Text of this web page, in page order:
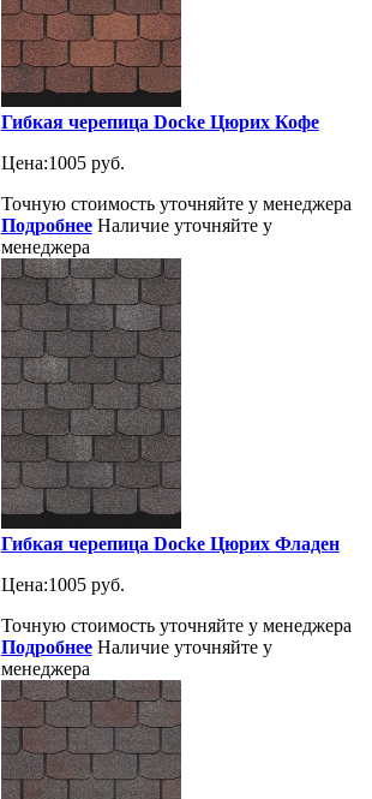
Гибкая черепица Docke Цюрих Кофе
Цена:1005 руб.
Точную стоимость уточняйте у менеджера
Подробнее Наличие уточняйте у
менеджера
Гибкая черепица Docke Цюрих Фладен
Цена:1005 руб.
Точную стоимость уточняйте у менеджера
Подробнее Наличие уточняйте у
менеджера